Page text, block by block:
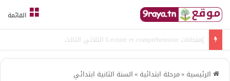
القائمة
امتحانات قواعد لغة الثلاثي الثالث
الرئيسية »مرحلة ابتدائية »السنة الثانية ابتدائي